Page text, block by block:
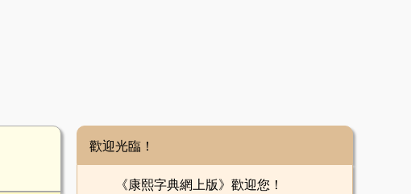
歡迎光臨！
《康熙字典網上版》歡迎您！